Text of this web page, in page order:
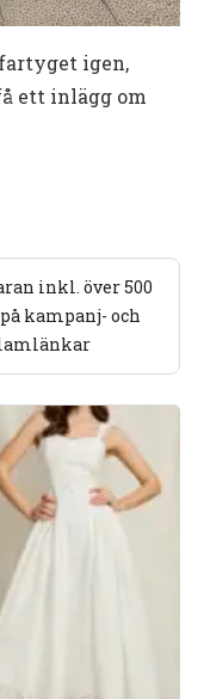
igen,
ett inlägg om
inkl. över 500
kampanj- och